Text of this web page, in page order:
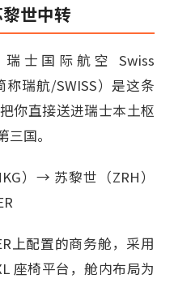
世中转
士国际航空 Swiss
瑞航/SWISS）是这条
你直接送进瑞士本土枢
国。
）→ 苏黎世（ZRH）
上配置的商务舱，采用
座椅平台，舱内布局为